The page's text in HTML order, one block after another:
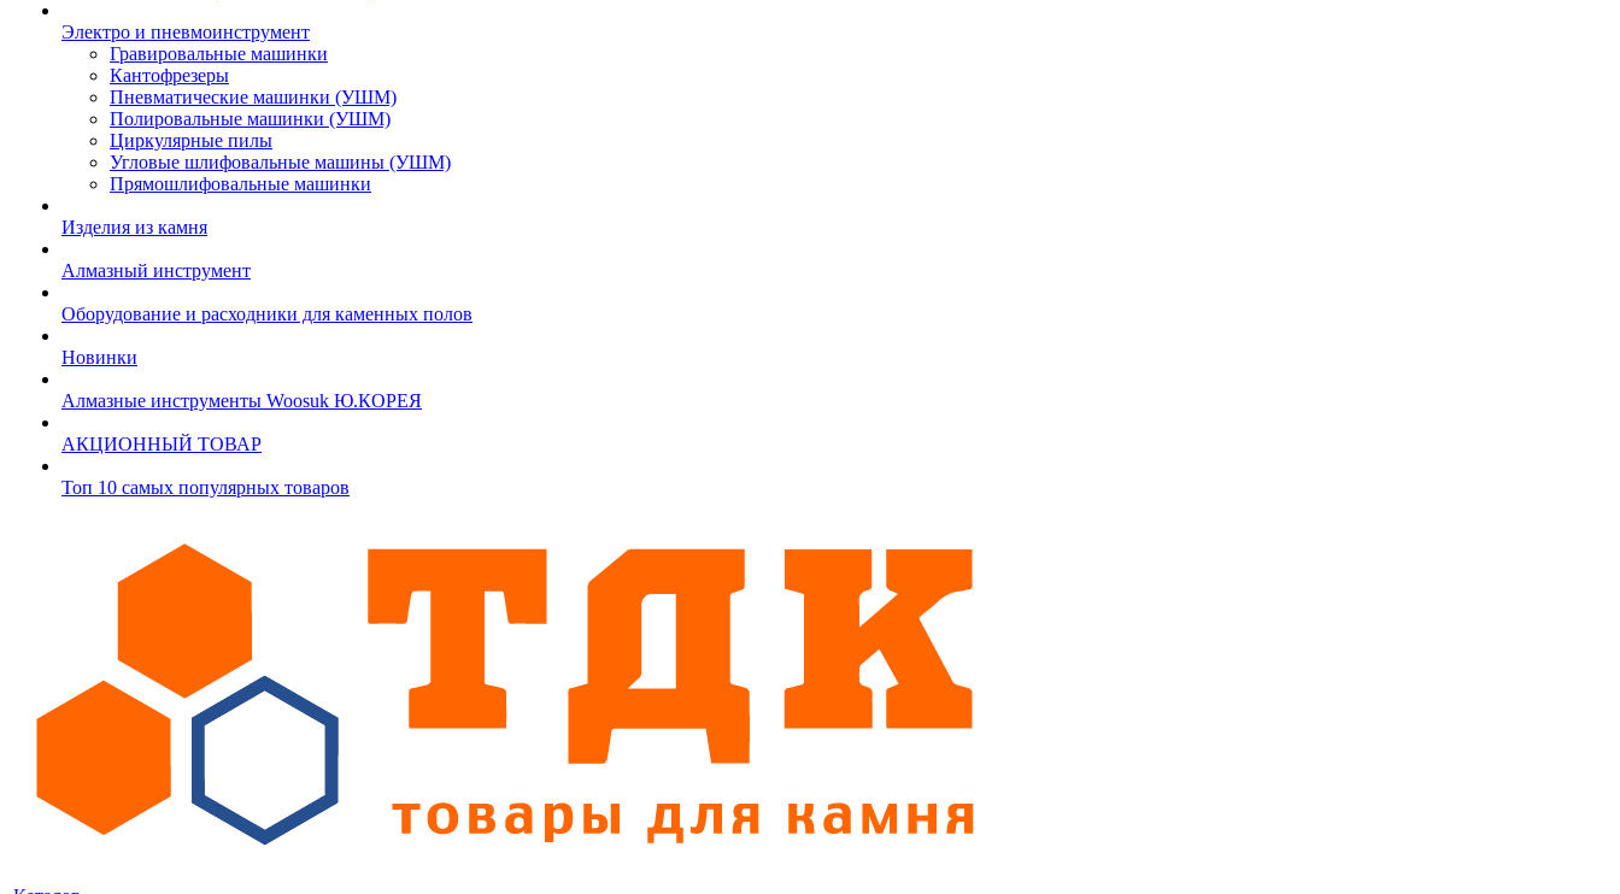
Электро и пневмоинструмент
Гравировальные машинки
Кантофрезеры
Пневматические машинки (УШМ)
Полировальные машинки (УШМ)
Циркулярные пилы
Угловые шлифовальные машины (УШМ)
Прямошлифовальные машинки
Изделия из камня
Алмазный инструмент
Оборудование и расходники для каменных полов
Новинки
Алмазные инструменты Woosuk Ю.КОРЕЯ
АКЦИОННЫЙ ТОВАР
Топ 10 самых популярных товаров